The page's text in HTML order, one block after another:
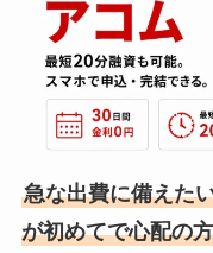
急な出費に備えた
が初めてで心配の方